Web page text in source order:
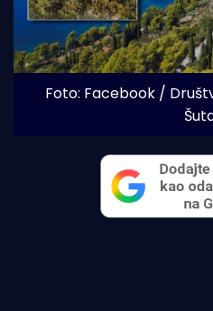
Foto: Facebook /